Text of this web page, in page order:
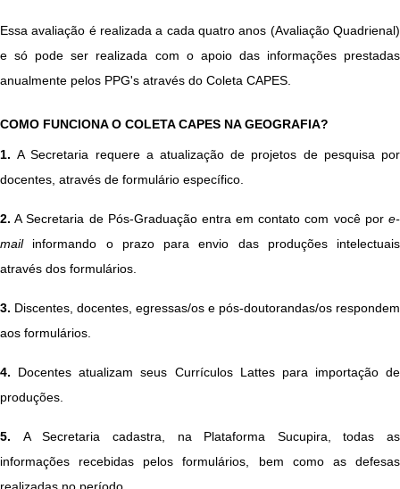
Essa avaliação é realizada a cada quatro anos (Avaliação Quadrienal)
e só pode ser realizada com o apoio das informações prestadas
anualmente pelos PPG's através do Coleta CAPES.
COMO FUNCIONA O COLETA CAPES NA GEOGRAFIA?
1. A Secretaria requere a atualização de projetos de pesquisa por
docentes, através de formulário específico.
2. A Secretaria de Pós-Graduação entra em contato com você por e-
mailinformando ​​​​​​​​​​o prazo para envio das produções intelectuais
através dos formulários.
3. Discentes, docentes, egressas/os e pós-doutorandas/os respondem
aos formulários.
4. Docentes atualizam seus Currículos Lattes para importação de
produções.
5. A Secretaria cadastra, na Plataforma Sucupira, todas as
informações recebidas pelos formulários, bem como as defesas